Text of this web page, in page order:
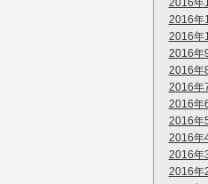
2016年
2016年
2016年
2016年
2016年
2016年
2016年
2016年
2016年
2016年
2016年